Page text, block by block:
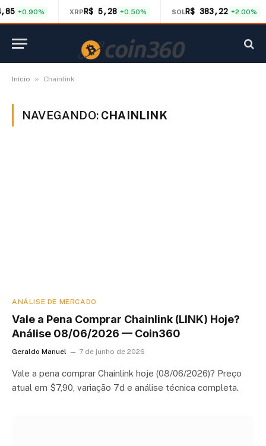
+0.90% XRPR$ 5,28 +0.50% SOLR$ 383,22 +2.00%
Início » Chainlink
NAVEGANDO: CHAINLINK
ANÁLISE DE MERCADO
Vale a Pena Comprar Chainlink (LINK) Hoje?
Análise 08/06/2026 — Coin360
Geraldo Manuel 7 de junho de 2026
Vale a pena comprar Chainlink hoje (08/06/2026)? Preço
atual em $7,90, variação 7d e análise técnica completa.